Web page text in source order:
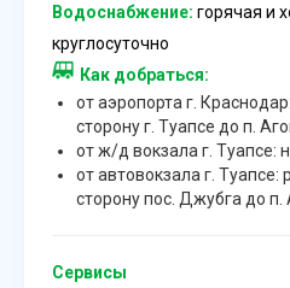
Водоснабжение: горячая и
круглосуточно
Как добраться:
от аэропорта г.
сторону г. Туапсе до п.
от ж/д вокзала г. Туапсе:
от автовокзала г.
сторону пос. Джубга до п.
Сервисы